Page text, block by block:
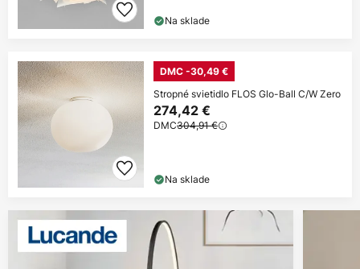
Na sklade
DMC -30,49 €
Stropné svietidlo FLOS Glo-Ball C/W Zero
274,42 €
DMC304,91 €
Na sklade